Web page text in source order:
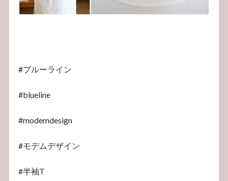
#ブルーライン
#blueline
#modemdesign
#モデムデザイン
#半袖T